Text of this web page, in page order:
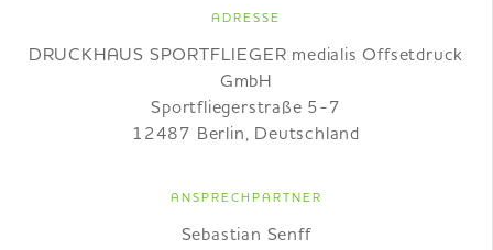
ADRESSE
DRUCKHAUS SPORTFLIEGER medialis Offsetdruck
GmbH
Sportfliegerstraße 5-7
12487 Berlin, Deutschland
ANSPRECHPARTNER
Sebastian Senff